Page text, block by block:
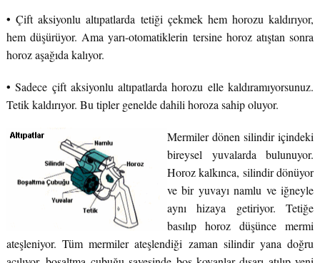
• Çift aksiyonlu altıpatlarda tetiği çekmek hem horozu kaldırıyor,
hem düşürüyor. Ama yarı-otomatiklerin tersine horoz atıştan sonra
horoz aşağıda kalıyor.
• Sadece çift aksiyonlu altıpatlarda horozu elle kaldıramıyorsunuz.
Tetik kaldırıyor. Bu tipler genelde dahili horoza sahip oluyor.
Mermiler dönen silindir içindeki
bireysel yuvalarda bulunuyor.
Horoz kalkınca, silindir dönüyor
ve bir yuvayı namlu ve iğneyle
aynı hizaya getiriyor. Tetiğe
basılıp horoz düşünce mermi
ateşleniyor. Tüm mermiler ateşlendiği zaman silindir yana doğru